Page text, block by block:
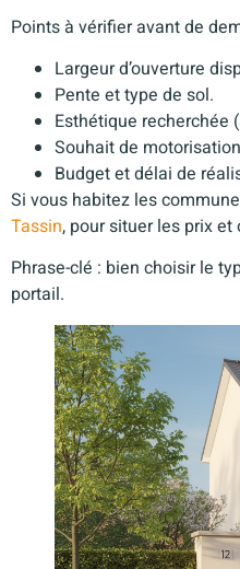
Points à vérifier avant de
Largeur d’ouverture
Pente et type de sol.
Esthétique recherchée
Souhait de
Budget et délai de
Si vous habitez les
Tassin, pour situer les prix et
Phrase-clé : bien choisir le
portail.